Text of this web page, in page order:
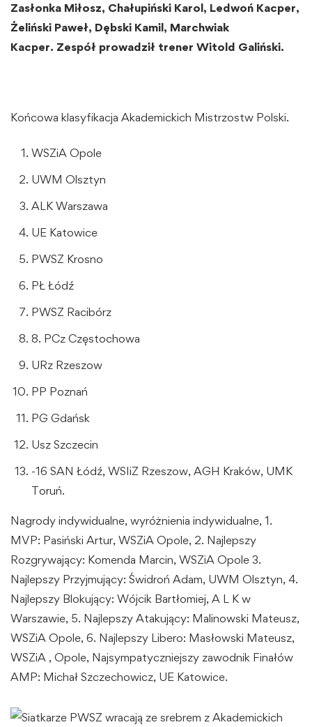
Zasłonka Miłosz, Chałupiński Karol, Ledwoń Kacper,
Żeliński Paweł, Dębski Kamil, Marchwiak
Kacper. Zespół prowadził trener Witold Galiński.
Końcowa klasyfikacja Akademickich Mistrzostw Polski.
WSZiA Opole
UWM Olsztyn
ALK Warszawa
UE Katowice
PWSZ Krosno
PŁ Łódź
PWSZ Racibórz
8. PCz Częstochowa
URz Rzeszow
PP Poznań
PG Gdańsk
Usz Szczecin
-16 SAN Łódź, WSIiZ Rzeszow, AGH Kraków, UMK
Toruń.
Nagrody indywidualne, wyróżnienia indywidualne, 1.
MVP: Pasiński Artur, WSZiA Opole, 2. Najlepszy
Rozgrywający: Komenda Marcin, WSZiA Opole 3.
Najlepszy Przyjmujący: Świdroń Adam, UWM Olsztyn, 4.
Najlepszy Blokujący: Wójcik Bartłomiej, A L K w
Warszawie, 5. Najlepszy Atakujący: Malinowski Mateusz,
WSZiA Opole, 6. Najlepszy Libero: Masłowski Mateusz,
WSZiA , Opole, Najsympatyczniejszy zawodnik Finałów
AMP: Michał Szczechowicz, UE Katowice.